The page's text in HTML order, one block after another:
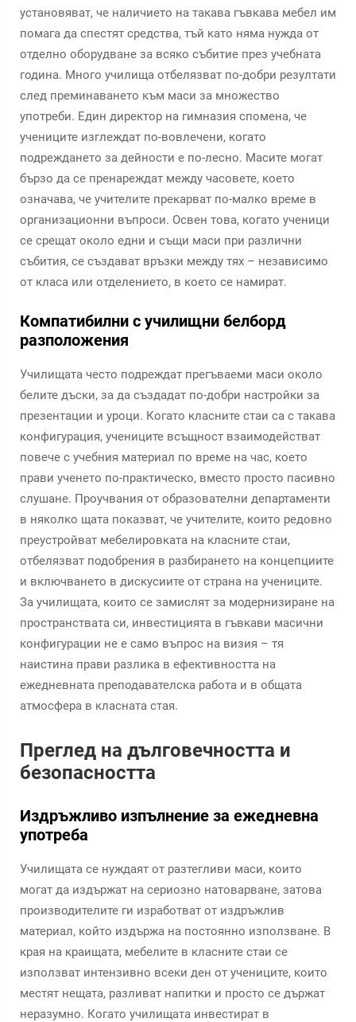
установяват, че наличието на такава гъвкава мебел им
помага да спестят средства, тъй като няма нужда от
отделно оборудване за всяко събитие през учебната
година. Много училища отбелязват по-добри резултати
след преминаването към маси за множество
употреби. Един директор на гимназия спомена, че
учениците изглеждат по-вовлечени, когато
подреждането за дейности е по-лесно. Масите могат
бързо да се пренареждат между часовете, което
означава, че учителите прекарват по-малко време в
организационни въпроси. Освен това, когато ученици
се срещат около едни и същи маси при различни
събития, се създават връзки между тях – независимо
от класа или отделението, в което се намират.
Компатибилни с училищни белборд
разположения
Училищата често подреждат прегъваеми маси около
белите дъски, за да създадат по-добри настройки за
презентации и уроци. Когато класните стаи са с такава
конфигурация, учениците всъщност взаимодействат
повече с учебния материал по време на час, което
прави ученето по-практическо, вместо просто пасивно
слушане. Проучвания от образователни департаменти
в няколко щата показват, че учителите, които редовно
преустройват мебелировката на класните стаи,
отбелязват подобрения в разбирането на концепциите
и включването в дискусиите от страна на учениците.
За училищата, които се замислят за модернизиране на
пространствата си, инвестицията в гъвкави масични
конфигурации не е само въпрос на визия – тя
наистина прави разлика в ефективността на
ежедневната преподавателска работа и в общата
атмосфера в класната стая.
Преглед на дълговечността и
безопасността
Издръжливо изпълнение за ежедневна
употреба
Училищата се нуждаят от разтегливи маси, които
могат да издържат на сериозно натоварване, затова
производителите ги изработват от издръжлив
материал, който издържа на постоянно използване. В
края на краищата, мебелите в класните стаи се
използват интензивно всеки ден от учениците, които
местят нещата, разливат напитки и просто се държат
неразумно. Когато училищата инвестират в